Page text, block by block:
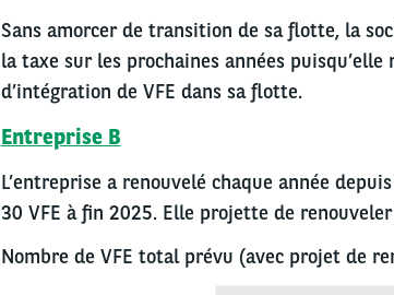
Sans amorcer de transition de sa flotte, la
la taxe sur les prochaines années
d’intégration de VFE dans sa flotte.
Entreprise B
L’entreprise a renouvelé chaque année
30 VFE à fin 2025. Elle projette de
Nombre de VFE total prévu (avec projet de